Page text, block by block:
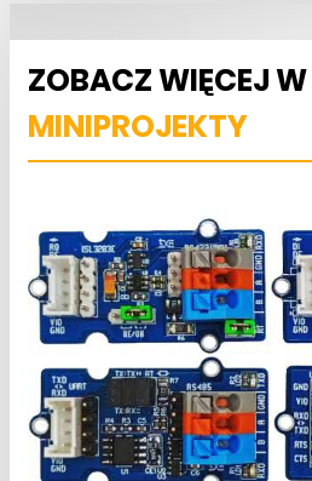
ZOBACZ WIĘCEJ
MINIPROJEKTY